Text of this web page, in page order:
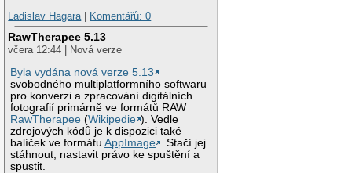
Ladislav Hagara| Komentářů: 0
RawTherapee 5.13
včera 12:44 | Nová verze
Byla vydána nová verze 5.13
svobodného multiplatformního softwaru
pro konverzi a zpracování digitálních
fotografií primárně ve formátů RAW
RawTherapee (Wikipedie ). Vedle
zdrojových kódů je k dispozici také
balíček ve formátuAppImage
. Stačí jej
stáhnout, nastavit právo ke spuštění a
spustit.